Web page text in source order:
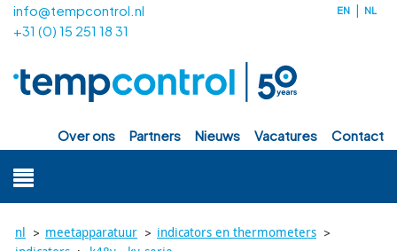
info@tempcontrol.nl
+31 (0) 15 251 18 31
EN NL
over ons partners nieuws vacatures contact
nl > meetapparatuur > indicators en thermometers >